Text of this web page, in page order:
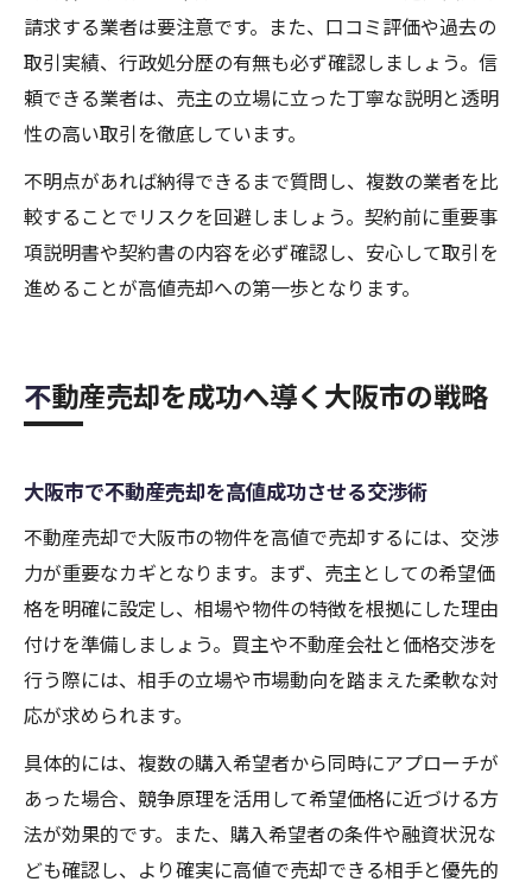
請求する業者は要注意です。また、口コミ評価や過去の
取引実績、行政処分歴の有無も必ず確認しましょう。信
頼できる業者は、売主の立場に立った丁寧な説明と透明
性の高い取引を徹底しています。
不明点があれば納得できるまで質問し、複数の業者を比
較することでリスクを回避しましょう。契約前に重要事
項説明書や契約書の内容を必ず確認し、安心して取引を
進めることが高値売却への第一歩となります。
不動産売却を成功へ導く大阪市の戦略
大阪市で不動産売却を高値成功させる交渉術
不動産売却で大阪市の物件を高値で売却するには、交渉
力が重要なカギとなります。まず、売主としての希望価
格を明確に設定し、相場や物件の特徴を根拠にした理由
付けを準備しましょう。買主や不動産会社と価格交渉を
行う際には、相手の立場や市場動向を踏まえた柔軟な対
応が求められます。
具体的には、複数の購入希望者から同時にアプローチが
あった場合、競争原理を活用して希望価格に近づける方
法が効果的です。また、購入希望者の条件や融資状況な
ども確認し、より確実に高値で売却できる相手と優先的